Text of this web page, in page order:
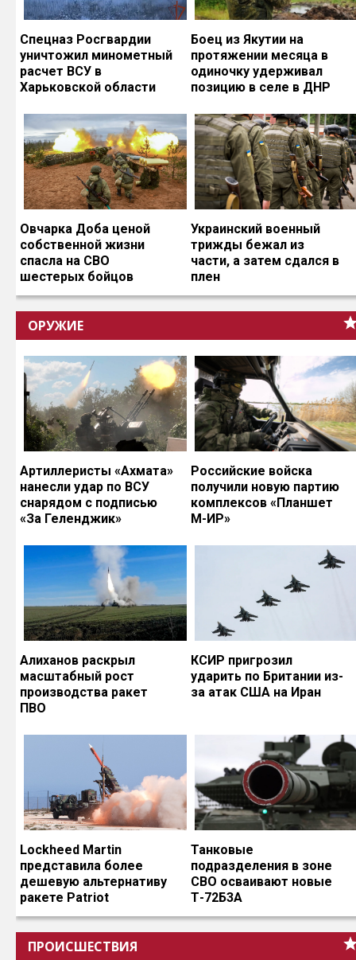
Спецназ Росгвардии
уничтожил минометный
расчет ВСУ в
Харьковской области
Боец из Якутии на
протяжении месяца в
одиночку удерживал
позицию в селе в ДНР
Овчарка Доба ценой
собственной жизни
спасла на СВО
шестерых бойцов
Украинский военный
трижды бежал из
части, а затем сдался в
плен
ОРУЖИЕ
Артиллеристы «Ахмата»
нанесли удар по ВСУ
снарядом с подписью
«За Геленджик»
Российские войска
получили новую партию
комплексов «Планшет
М-ИР»
Алиханов раскрыл
масштабный рост
производства ракет
ПВО
КСИР пригрозил
ударить по Британии из-
за атак США на Иран
Lockheed Martin
представила более
дешевую альтернативу
ракете Patriot
Танковые
подразделения в зоне
СВО осваивают новые
Т-72Б3А
ПРОИСШЕСТВИЯ